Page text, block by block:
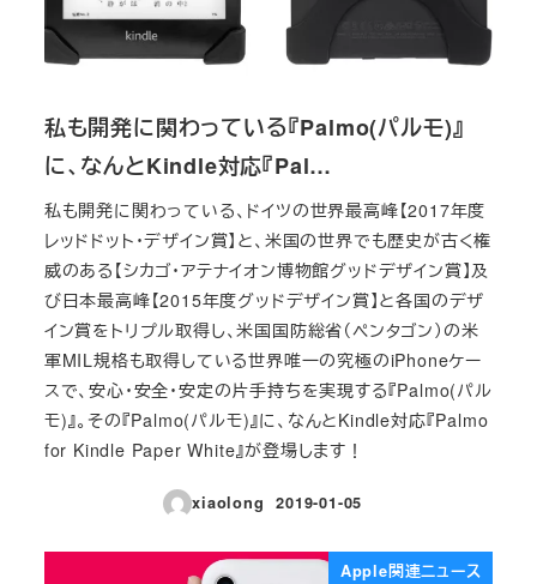
私も開発に関わっている『Palmo(パルモ)』
に、なんとKindle対応『Pal…
私も開発に関わっている、ドイツの世界最高峰【2017年度
レッドドット・デザイン賞】と、米国の世界でも歴史が古く権
威のある【シカゴ・アテナイオン博物館グッドデザイン賞】及
び日本最高峰【2015年度グッドデザイン賞】と各国のデザ
イン賞をトリプル取得し、米国国防総省（ペンタゴン）の米
軍MIL規格も取得している世界唯一の究極のiPhoneケー
スで、安心・安全・安定の片手持ちを実現する『Palmo(パル
モ)』。その『Palmo(パルモ)』に、なんとKindle対応『Palmo
for Kindle Paper White』が登場します！
xiaolong
投稿日
2019-01-05
Apple関連ニュース